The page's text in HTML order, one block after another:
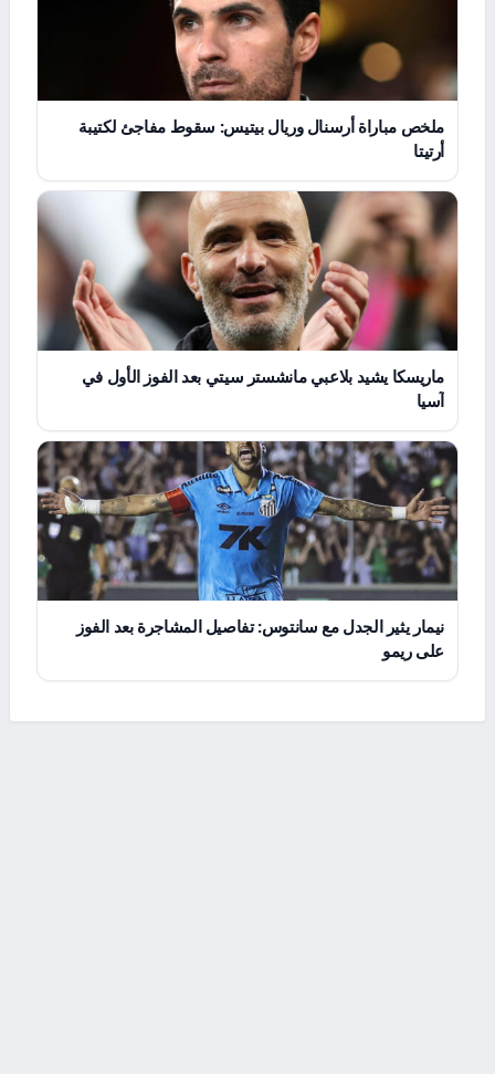
ملخص مباراة أرسنال وريال بيتيس: سقوط مفاجئ لكتيبة
أرتيتا
ماريسكا يشيد بلاعبي مانشستر سيتي بعد الفوز الأول في
آسيا
نيمار يثير الجدل مع سانتوس: تفاصيل المشاجرة بعد الفوز
على ريمو